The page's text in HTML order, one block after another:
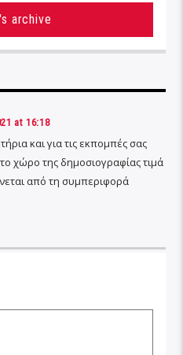
archive
at 16:18
και για τις εκπομπές σας
χώρο της δημοσιογραφίας τιμά
από τη συμπεριφορά